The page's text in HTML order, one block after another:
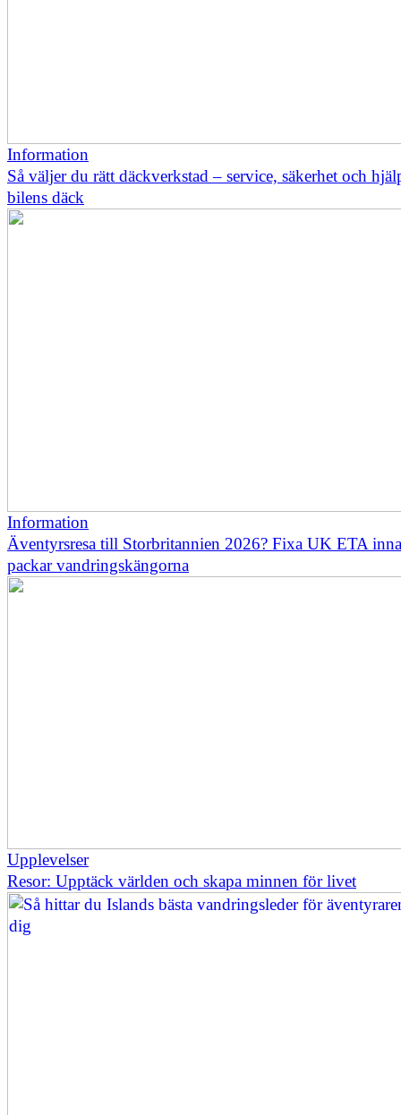
Information
Så väljer du rätt däckverkstad – service, säkerhet och
bilens däck
Information
Äventyrsresa till Storbritannien 2026? Fixa UK ETA
packar vandringskängorna
Upplevelser
Resor: Upptäck världen och skapa minnen för livet